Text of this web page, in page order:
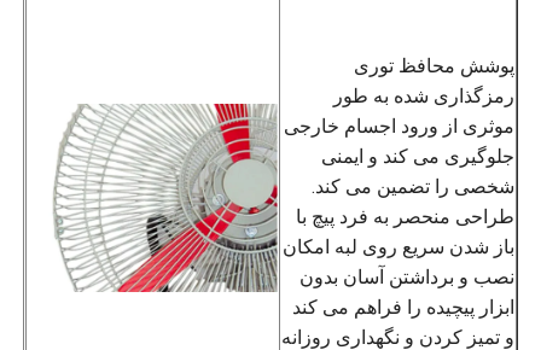
پوشش محافظ توری
رمزگذاری شده به طور
موثری از ورود اجسام خارجی
جلوگیری می کند و ایمنی
شخصی را تضمین می کند.
طراحی منحصر به فرد پیچ ​​با
باز شدن سریع روی لبه امکان
نصب و برداشتن آسان بدون
ابزار پیچیده را فراهم می کند
و تمیز کردن و نگهداری روزانه